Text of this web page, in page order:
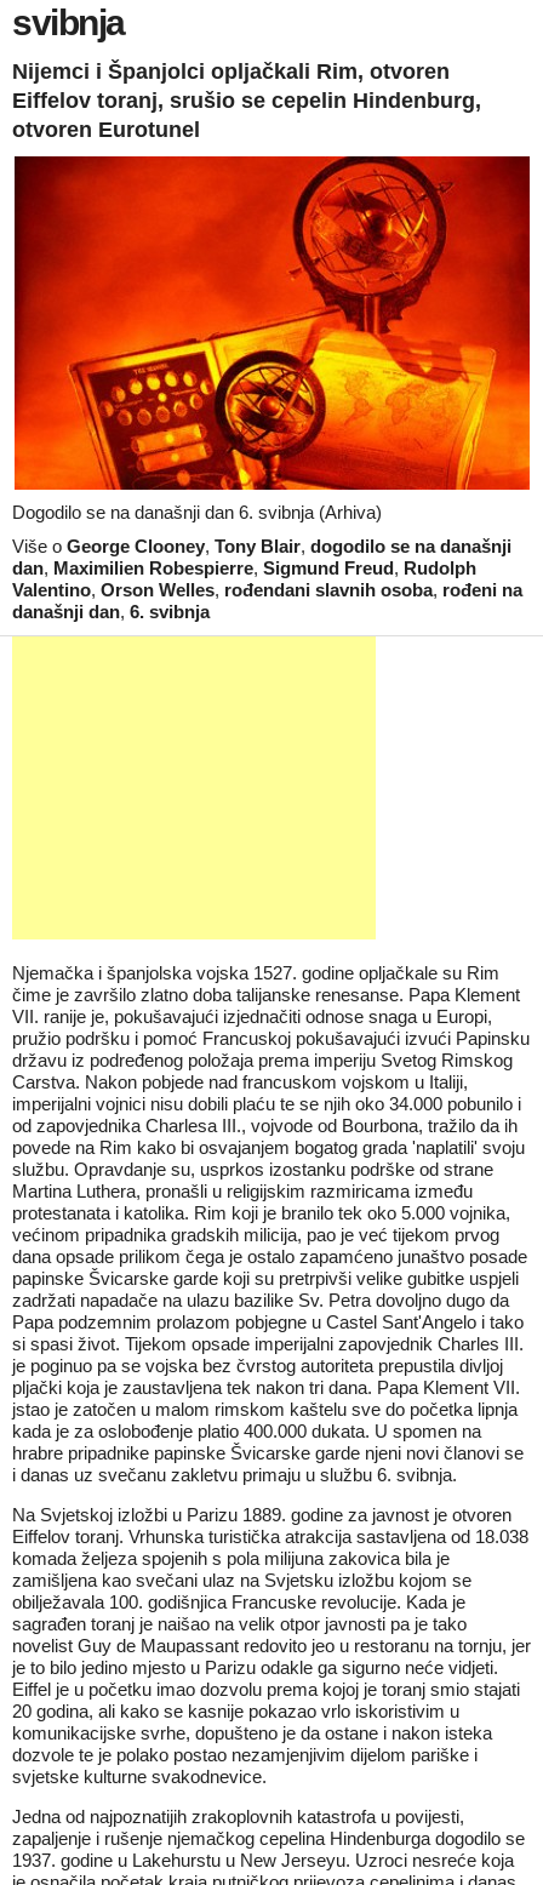
svibnja
Nijemci i Španjolci opljačkali Rim, otvoren
Eiffelov toranj, srušio se cepelin Hindenburg,
otvoren Eurotunel
Dogodilo se na današnji dan 6. svibnja (Arhiva)
Više o George Clooney, Tony Blair, dogodilo se na današnji
dan, Maximilien Robespierre, Sigmund Freud, Rudolph
Valentino, Orson Welles, rođendani slavnih osoba, rođeni na
današnji dan, 6. svibnja
Njemačka i španjolska vojska 1527. godine opljačkale su Rim
čime je završilo zlatno doba talijanske renesanse. Papa Klement
VII. ranije je, pokušavajući izjednačiti odnose snaga u Europi,
pružio podršku i pomoć Francuskoj pokušavajući izvući Papinsku
državu iz podređenog položaja prema imperiju Svetog Rimskog
Carstva. Nakon pobjede nad francuskom vojskom u Italiji,
imperijalni vojnici nisu dobili plaću te se njih oko 34.000 pobunilo i
od zapovjednika Charlesa III., vojvode od Bourbona, tražilo da ih
povede na Rim kako bi osvajanjem bogatog grada 'naplatili' svoju
službu. Opravdanje su, usprkos izostanku podrške od strane
Martina Luthera, pronašli u religijskim razmiricama između
protestanata i katolika. Rim koji je branilo tek oko 5.000 vojnika,
većinom pripadnika gradskih milicija, pao je već tijekom prvog
dana opsade prilikom čega je ostalo zapamćeno junaštvo posade
papinske Švicarske garde koji su pretrpivši velike gubitke uspjeli
zadržati napadače na ulazu bazilike Sv. Petra dovoljno dugo da
Papa podzemnim prolazom pobjegne u Castel Sant'Angelo i tako
si spasi život. Tijekom opsade imperijalni zapovjednik Charles III.
je poginuo pa se vojska bez čvrstog autoriteta prepustila divljoj
pljački koja je zaustavljena tek nakon tri dana. Papa Klement VII.
jstao je zatočen u malom rimskom kaštelu sve do početka lipnja
kada je za oslobođenje platio 400.000 dukata. U spomen na
hrabre pripadnike papinske Švicarske garde njeni novi članovi se
i danas uz svečanu zakletvu primaju u službu 6. svibnja.
Na Svjetskoj izložbi u Parizu 1889. godine za javnost je otvoren
Eiffelov toranj. Vrhunska turistička atrakcija sastavljena od 18.038
komada željeza spojenih s pola milijuna zakovica bila je
zamišljena kao svečani ulaz na Svjetsku izložbu kojom se
obilježavala 100. godišnjica Francuske revolucije. Kada je
sagrađen toranj je naišao na velik otpor javnosti pa je tako
novelist Guy de Maupassant redovito jeo u restoranu na tornju, jer
je to bilo jedino mjesto u Parizu odakle ga sigurno neće vidjeti.
Eiffel je u početku imao dozvolu prema kojoj je toranj smio stajati
20 godina, ali kako se kasnije pokazao vrlo iskoristivim u
komunikacijske svrhe, dopušteno je da ostane i nakon isteka
dozvole te je polako postao nezamjenjivim dijelom pariške i
svjetske kulturne svakodnevice.
Jedna od najpoznatijih zrakoplovnih katastrofa u povijesti,
zapaljenje i rušenje njemačkog cepelina Hindenburga dogodilo se
1937. godine u Lakehurstu u New Jerseyu. Uzroci nesreće koja